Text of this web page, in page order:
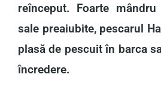
reînceput. Foarte
sale preaiubite, pescarul
plasă de pescuit în barca
încredere.